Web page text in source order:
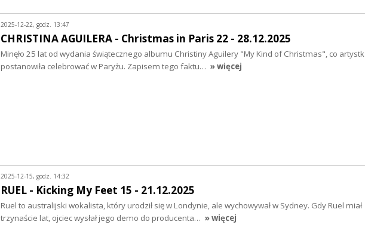
2025-12-22, godz. 13:47
CHRISTINA AGUILERA - Christmas in Paris 22 - 28.12.2025
Minęło 25 lat od wydania świątecznego albumu Christiny Aguilery "My Kind of Christmas", co
postanowiła celebrować w Paryżu. Zapisem tego faktu… » więcej
2025-12-15, godz. 14:32
RUEL - Kicking My Feet 15 - 21.12.2025
Ruel to australijski wokalista, który urodził się w Londynie, ale wychowywał w Sydney. Gdy Ruel miał
trzynaście lat, ojciec wysłał jego demo do producenta… » więcej